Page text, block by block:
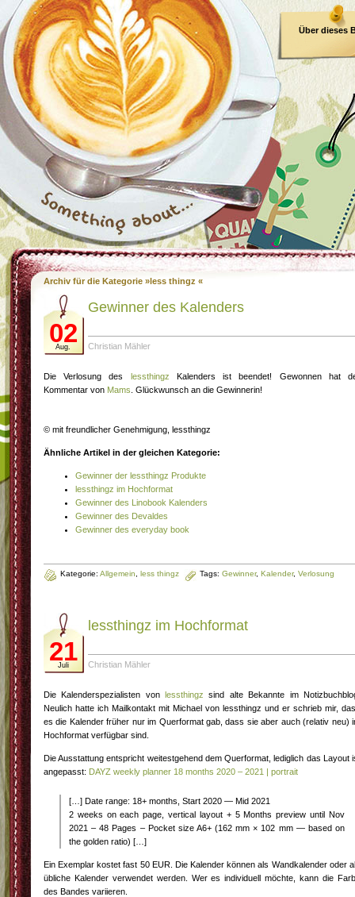
Über dieses
Archiv für die Kategorie »less thingz «
02
Aug.
Gewinner des Kalenders
Christian Mähler
Die Verlosung des lessthingz Kalenders ist beendet! Gewonnen hat
Kommentar von Mams . Glückwunsch an die Gewinnerin!
© mit freundlicher Genehmigung, lessthingz
Ähnliche Artikel in der gleichen Kategorie:
Gewinner der lessthingz Produkte
lessthingz im Hochformat
Gewinner des Linobook Kalenders
Gewinner des Devaldes
Gewinner des everyday book
Kategorie: Allgemein less thingz Tags: Gewinner, Kalender, Verlosung
21
Juli
lessthingz im Hochformat
Christian Mähler
Die Kalenderspezialisten vonlessthingz sind alte Bekannte im
Neulich hatte ich Mailkontakt mit Michael von lessthingz und er schrieb mir,
es die Kalender früher nur im Querformat gab, dass sie aber auch (relativ neu)
Hochformat verfügbar sind.
Die Ausstattung entspricht weitestgehend dem Querformat, lediglich das Layout
angepasst: DAYZ weekly planner 18 months 2020 – 2021 | portrait
[…] Date range: 18+ months, Start 2020 — Mid 2021
2 weeks on each page, vertical layout + 5 Months preview until Nov
2021 – 48 Pages – Pocket size A6+ (162 mm × 102 mm — based on
the golden ratio) […]
Ein Exemplar kostet fast 50 EUR. Die Kalender können als Wandkalender oder
übliche Kalender verwendet werden. Wer es individuell möchte, kann die
des Bandes variieren.